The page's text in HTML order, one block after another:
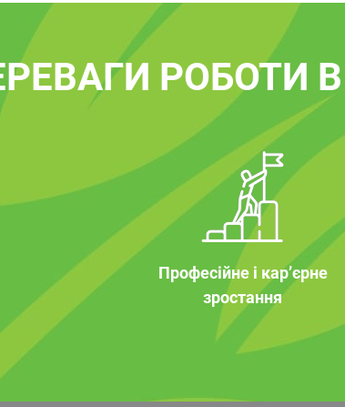
РОБОТИ В
Професійне і кар’єрне
зростання